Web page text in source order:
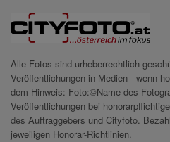
Alle Fotos sind urheberrechtlich
Veröffentlichungen in Medien - wenn
dem Hinweis: Foto:©Name des
Veröffentlichungen bei
des Auftraggebers und Cityfoto.
jeweiligen Honorar-Richtlinien.